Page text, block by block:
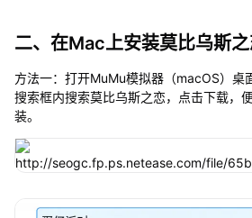
二、在Mac上安装莫比乌斯
方法一：打开MuMu模拟器（macOS）桌
搜索框内搜索莫比乌斯之恋，点击下载，
装。